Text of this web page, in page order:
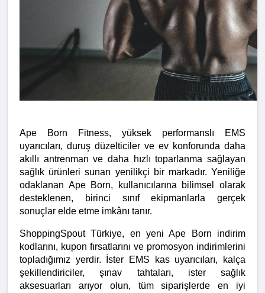
Ape Born Fitness, yüksek performanslı EMS
uyarıcıları, duruş düzelticiler ve ev konforunda daha
akıllı antrenman ve daha hızlı toparlanma sağlayan
sağlık ürünleri sunan yenilikçi bir markadır. Yeniliğe
odaklanan Ape Born, kullanıcılarına bilimsel olarak
desteklenen, birinci sınıf ekipmanlarla gerçek
sonuçlar elde etme imkânı tanır.
ShoppingSpout Türkiye, en yeni Ape Born indirim
kodlarını, kupon fırsatlarını ve promosyon indirimlerini
topladığımız yerdir. İster EMS kas uyarıcıları, kalça
şekillendiriciler, şınav tahtaları, ister sağlık
aksesuarları arıyor olun, tüm siparişlerde en iyi